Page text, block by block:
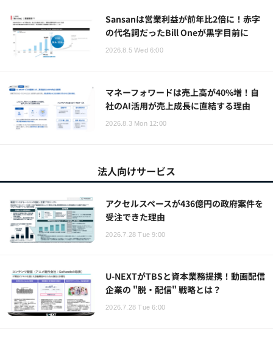
Sansanは営業利益が前年比2倍に！赤字
の代名詞だったBill Oneが黒字目前に
2026.8.5 Wed 6:00
マネーフォワードは売上高が40%増！自
社のAI活用が売上成長に直結する理由
2026.8.3 Mon 12:00
法人向けサービス
アクセルスペースが436億円の政府案件を
受注できた理由
2026.7.28 Tue 9:00
U-NEXTがTBSと資本業務提携！動画配信
企業の "脱・配信" 戦略とは？
2026.7.28 Tue 6:00